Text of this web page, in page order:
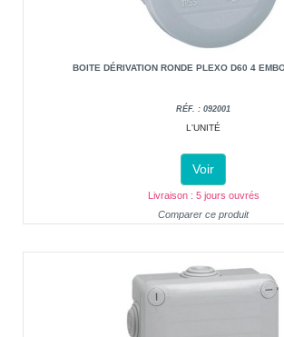
BOITE DÉRIVATION RONDE PLEXO D60 4
RÉF. : 092001
L'UNITÉ
Voir
Livraison : 5 jours ouvrés
Comparer ce produit